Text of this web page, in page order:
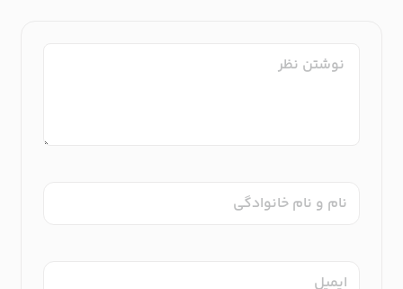
نام و نام خانوادگی
ایمیل